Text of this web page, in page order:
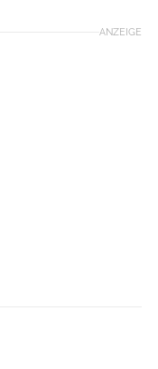
ANZEIGE